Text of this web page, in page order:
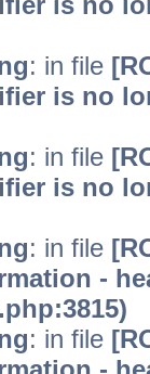
: in file
is no
: in file
is no
: in file
-
: in file